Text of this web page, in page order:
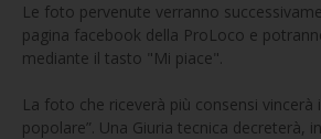
Le foto pervenute verranno
pagina facebook della ProLoco e
mediante il tasto "Mi piace".
La foto che riceverà più consensi vincerà
popolare”. Una Giuria tecnica decreterà,